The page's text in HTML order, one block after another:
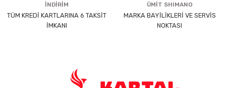
İNDİRİM
TÜM KREDİ KARTLARINA 6 TAKSİT
İMKANI
ÜMİT SHIMANO
MARKA BAYİLİKLERİ VE SERVİS
NOKTASI